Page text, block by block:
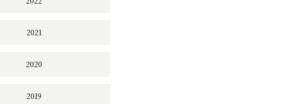
2021
2020
2019